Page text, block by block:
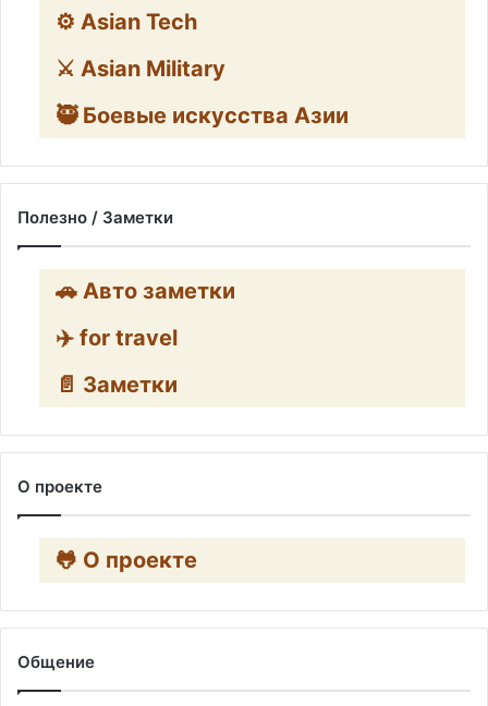
⚙️ Asian Tech
⚔️ Asian Military
🥷 Боевые искусства Азии
Полезно / Заметки
🚗 Авто заметки
✈️ for travel
📄 Заметки
О проекте
🐸 О проекте
Общение